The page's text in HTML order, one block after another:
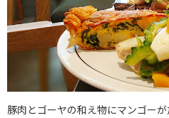
豚肉とゴーヤの和え物にマンゴー